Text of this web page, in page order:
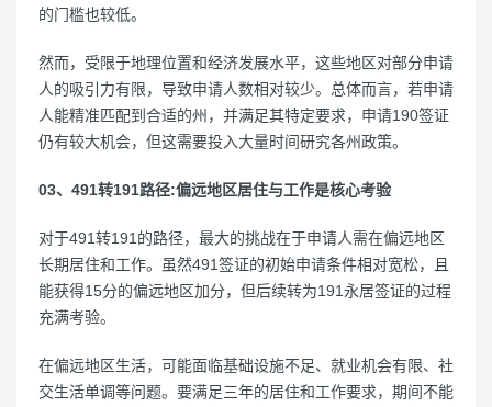
的门槛也较低。
然而，受限于地理位置和经济发展水平，这些地区对部分申请
人的吸引力有限，导致申请人数相对较少。总体而言，若申请
人能精准匹配到合适的州，并满足其特定要求，申请190签证
仍有较大机会，但这需要投入大量时间研究各州政策。
03、491转191路径:偏远地区居住与工作是核心考验
对于491转191的路径，最大的挑战在于申请人需在偏远地区
长期居住和工作。虽然491签证的初始申请条件相对宽松，且
能获得15分的偏远地区加分，但后续转为191永居签证的过程
充满考验。
在偏远地区生活，可能面临基础设施不足、就业机会有限、社
交生活单调等问题。要满足三年的居住和工作要求，期间不能